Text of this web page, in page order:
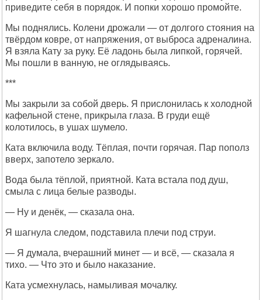
приведите себя в порядок. И попки хорошо промойте.
Мы поднялись. Колени дрожали — от долгого стояния на
твёрдом ковре, от напряжения, от выброса адреналина.
Я взяла Кату за руку. Её ладонь была липкой, горячей.
Мы пошли в ванную, не оглядываясь.
***
Мы закрыли за собой дверь. Я прислонилась к холодной
кафельной стене, прикрыла глаза. В груди ещё
колотилось, в ушах шумело.
Ката включила воду. Тёплая, почти горячая. Пар пополз
вверх, запотело зеркало.
Вода была тёплой, приятной. Ката встала под душ,
смыла с лица белые разводы.
— Ну и денёк, — сказала она.
Я шагнула следом, подставила плечи под струи.
— Я думала, вчерашний минет — и всё, — сказала я
тихо. — Что это и было наказание.
Ката усмехнулась, намыливая мочалку.